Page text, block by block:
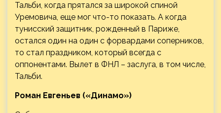
Тальби, когда прятался за широкой спиной
Уремовича, еще мог что-то показать. А когда
тунисский защитник, рожденный в Париже,
остался один на один с форвардами соперников,
то стал праздником, который всегда с
оппонентами. Вылет в ФНЛ – заслуга, в том числе,
Тальби.
Роман Евгеньев («Динамо»)